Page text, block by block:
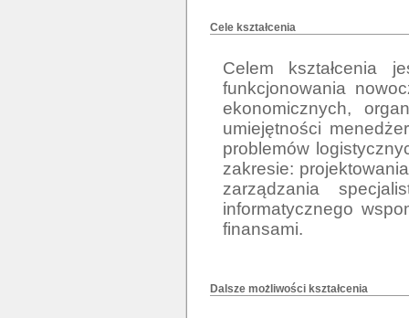
Cele kształcenia
Celem kształcenia
funkcjonowania
ekonomicznych,
umiejętności
problemów
zakresie:
zarządzania
informatycznego
finansami.
Dalsze możliwości kształcenia